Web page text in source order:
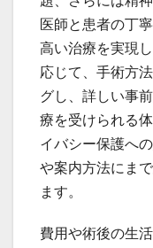
医師と患者の丁
高い治療を実現
応じて、手術方
グし、詳しい事
療を受けられる
イバシー保護へ
や案内方法にま
ます。
費用や術後の生